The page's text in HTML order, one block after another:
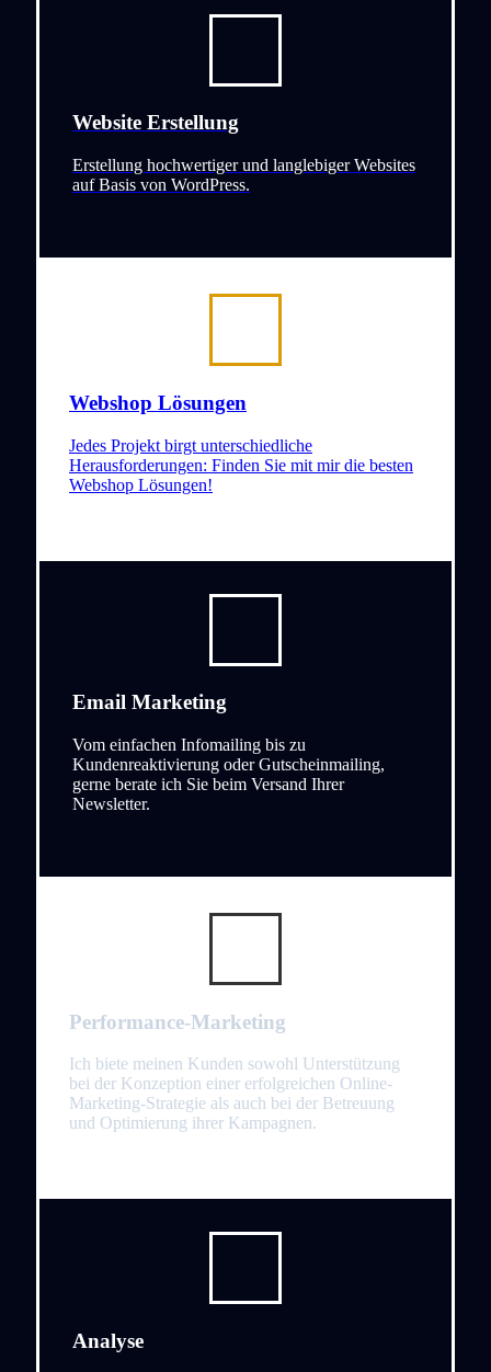
Website Erstellung
Erstellung hochwertiger und langlebiger Websites
auf Basis von WordPress.
Webshop Lösungen
Jedes Projekt birgt unterschiedliche
Herausforderungen: Finden Sie mit mir die besten
Webshop Lösungen!
Email Marketing
Vom einfachen Infomailing bis zu
Kundenreaktivierung oder Gutscheinmailing,
gerne berate ich Sie beim Versand Ihrer
Newsletter.
Performance-Marketing
Ich biete meinen Kunden sowohl Unterstützung
bei der Konzeption einer erfolgreichen Online-
Marketing-Strategie als auch bei der Betreuung
und Optimierung ihrer Kampagnen.
Analyse